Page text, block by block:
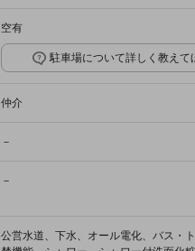
空有
駐車場について詳しく教えて
仲介
－
－
公営水道、下水、オール電化、バス・